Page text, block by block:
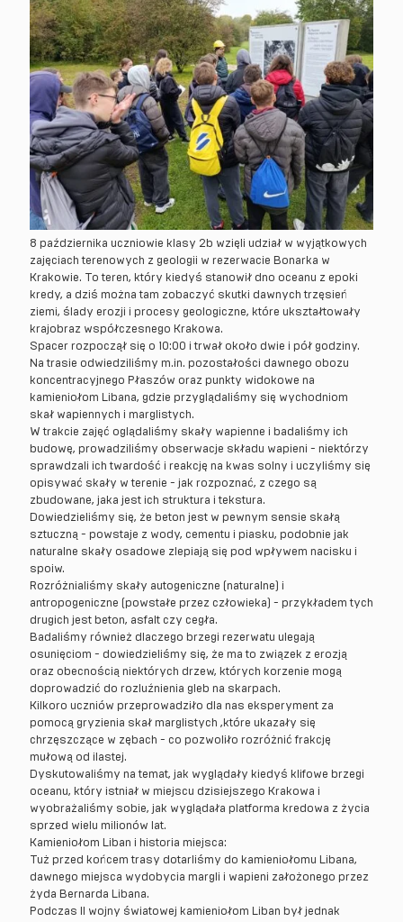
8 października uczniowie klasy 2b wzięli udział w wyjątkowych
zajęciach terenowych z geologii w rezerwacie Bonarka w
Krakowie. To teren, który kiedyś stanowił dno oceanu z epoki
kredy, a dziś można tam zobaczyć skutki dawnych trzęsień
ziemi, ślady erozji i procesy geologiczne, które ukształtowały
krajobraz współczesnego Krakowa.
Spacer rozpoczął się o 10:00 i trwał około dwie i pół godziny.
Na trasie odwiedziliśmy m.in. pozostałości dawnego obozu
koncentracyjnego Płaszów oraz punkty widokowe na
kamieniołom Libana, gdzie przyglądaliśmy się wychodniom
skał wapiennych i marglistych.
W trakcie zajęć oglądaliśmy skały wapienne i badaliśmy ich
budowę, prowadziliśmy obserwacje składu wapieni - niektórzy
sprawdzali ich twardość i reakcję na kwas solny i uczyliśmy się
opisywać skały w terenie - jak rozpoznać, z czego są
zbudowane, jaka jest ich struktura i tekstura.
Dowiedzieliśmy się, że beton jest w pewnym sensie skałą
sztuczną - powstaje z wody, cementu i piasku, podobnie jak
naturalne skały osadowe zlepiają się pod wpływem nacisku i
spoiw.
Rozróżnialiśmy skały autogeniczne (naturalne) i
antropogeniczne (powstałe przez człowieka) - przykładem tych
drugich jest beton, asfalt czy cegła.
Badaliśmy również dlaczego brzegi rezerwatu ulegają
osunięciom - dowiedzieliśmy się, że ma to związek z erozją
oraz obecnością niektórych drzew, których korzenie mogą
doprowadzić do rozluźnienia gleb na skarpach.
Kilkoro uczniów przeprowadziło dla nas eksperyment za
pomocą gryzienia skał marglistych ,które ukazały się
chrzęszczące w zębach - co pozwoliło rozróżnić frakcję
mułową od ilastej.
Dyskutowaliśmy na temat, jak wyglądały kiedyś klifowe brzegi
oceanu, który istniał w miejscu dzisiejszego Krakowa i
wyobrażaliśmy sobie, jak wyglądała platforma kredowa z życia
sprzed wielu milionów lat.
Kamieniołom Liban i historia miejsca:
Tuż przed końcem trasy dotarliśmy do kamieniołomu Libana,
dawnego miejsca wydobycia margli i wapieni założonego przez
żyda Bernarda Libana.
Podczas II wojny światowej kamieniołom Liban był jednak